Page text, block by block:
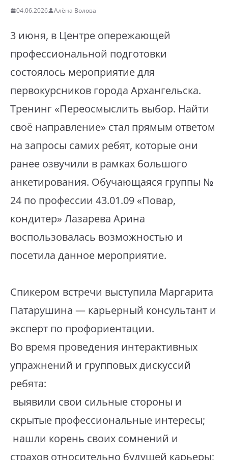
04.06.2026 Алёна Волова
3 июня, в Центре опережающей
профессиональной подготовки
состоялось мероприятие для
первокурсников города Архангельска.
Тренинг «Переосмыслить выбор. Найти
своё направление» стал прямым ответом
на запросы самих ребят, которые они
ранее озвучили в рамках большого
анкетирования. Обучающаяся группы №
24 по профессии 43.01.09 «Повар,
кондитер» Лазарева Арина
воспользовалась возможностью и
посетила данное мероприятие.
Спикером встречи выступила Маргарита
Патарушина — карьерный консультант и
эксперт по профориентации.
Во время проведения интерактивных
упражнений и групповых дискуссий
ребята:
выявили свои сильные стороны и
скрытые профессиональные интересы;
нашли корень своих сомнений и
страхов относительно будущей карьеры;